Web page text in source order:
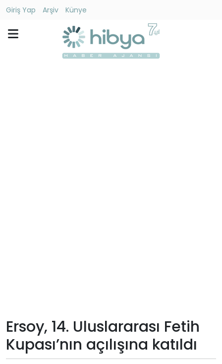
Giriş Yap Arşiv
Künye
Künye
Giriş
Yap
Ersoy, 14. Uluslararası Fetih
Kupası’nın açılışına katıldı